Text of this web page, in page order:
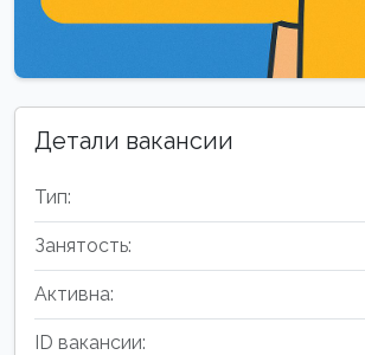
Детали вакансии
Тип:
Занятость:
Активна:
ID вакансии: